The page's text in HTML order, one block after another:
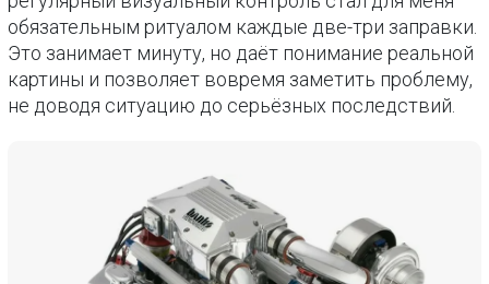
обязательным ритуалом каждые две-три заправки.
Это занимает минуту, но даёт понимание реальной
картины и позволяет вовремя заметить проблему,
не доводя ситуацию до серьёзных последствий.